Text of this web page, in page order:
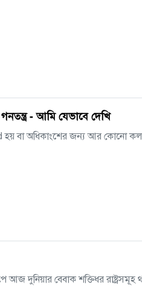
- আমি যেভাবে দেখি
বা অধিকাংশের জন্য আর কোনো
দুনিয়ার বেবাক শক্তিধর